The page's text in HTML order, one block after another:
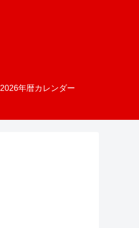
2026年暦カレンダー